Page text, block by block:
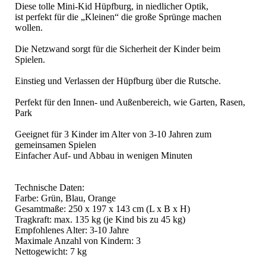
Diese tolle Mini-Kid Hüpfburg, in niedlicher Optik,
ist perfekt für die „Kleinen“ die große Sprünge machen
wollen.
Die Netzwand sorgt für die Sicherheit der Kinder beim
Spielen.
Einstieg und Verlassen der Hüpfburg über die Rutsche.
Perfekt für den Innen- und Außenbereich, wie Garten, Rasen,
Park
Geeignet für 3 Kinder im Alter von 3-10 Jahren zum
gemeinsamen Spielen
Einfacher Auf- und Abbau in wenigen Minuten
Technische Daten:
Farbe: Grün, Blau, Orange
Gesamtmaße: 250 x 197 x 143 cm (L x B x H)
Tragkraft: max. 135 kg (je Kind bis zu 45 kg)
Empfohlenes Alter: 3-10 Jahre
Maximale Anzahl von Kindern: 3
Nettogewicht: 7 kg